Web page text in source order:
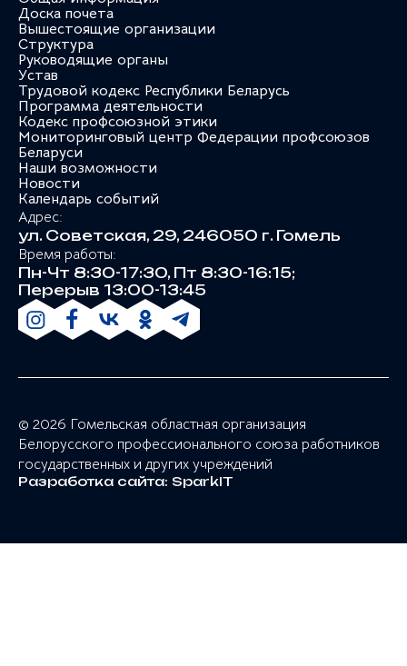
Доска почета
Вышестоящие организации
Структура
Руководящие органы
Устав
Трудовой кодекс Республики Беларусь
Программа деятельности
Кодекс профсоюзной этики
Мониторинговый центр Федерации профсоюзов
Беларуси
Наши возможности
Новости
Календарь событий
Адрес:
ул. Советская, 29, 246050 г. Гомель
Время работы:
Пн-Чт 8:30-17:30, Пт 8:30-16:15;
Перерыв 13:00-13:45
© 2026 Гомельская областная организация
Белорусского профессионального союза работников
государственных и других учреждений
Разработка сайта: SparkIT